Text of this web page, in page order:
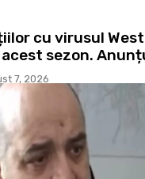
cu virusul
sezon.
7, 2026